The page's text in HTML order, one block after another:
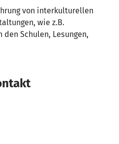
von interkulturellen
wie z.B.
Schulen, Lesungen,